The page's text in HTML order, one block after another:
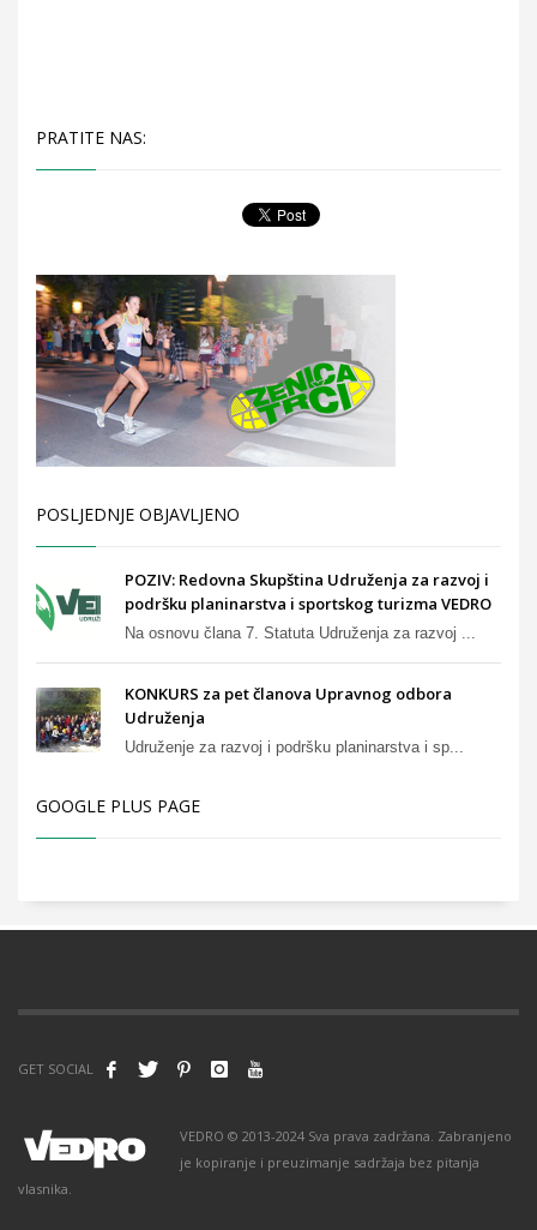
PRATITE NAS:
POSLJEDNJE OBJAVLJENO
POZIV: Redovna Skupština Udruženja za razvoj i
podršku planinarstva i sportskog turizma VEDRO
Na osnovu člana 7. Statuta Udruženja za razvoj ...
KONKURS za pet članova Upravnog odbora
Udruženja
Udruženje za razvoj i podršku planinarstva i sp...
GOOGLE PLUS PAGE
GET SOCIAL
VEDRO © 2013-2024 Sva prava zadržana. Zabranjeno
je kopiranje i preuzimanje sadržaja bez pitanja
vlasnika.